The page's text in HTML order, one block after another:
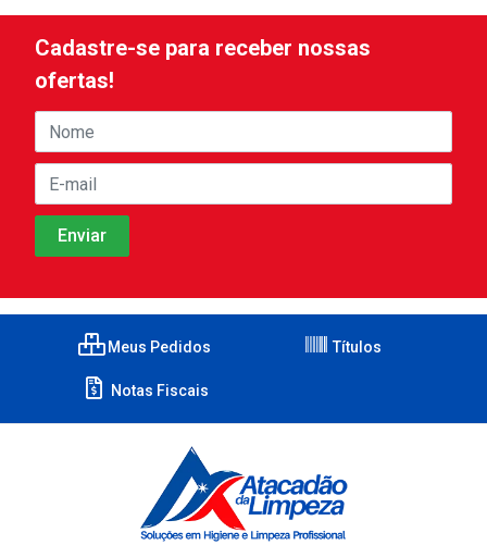
Cadastre-se para receber nossas
ofertas!
Meus Pedidos Títulos
Notas Fiscais